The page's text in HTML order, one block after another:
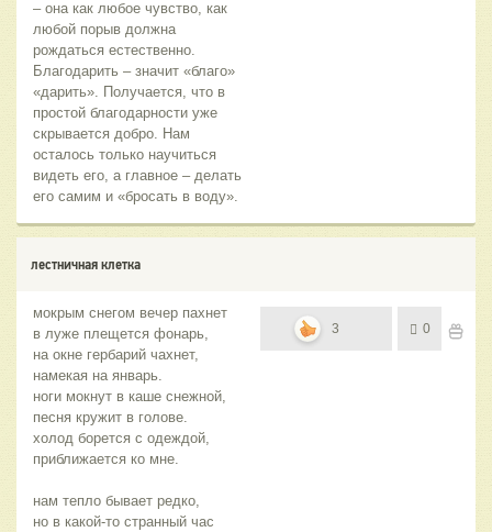
– она как любое чувство, как
любой порыв должна
рождаться естественно.
Благодарить – значит «благо»
«дарить». Получается, что в
простой благодарности уже
скрывается добро. Нам
осталось только научиться
видеть его, а главное – делать
его самим и «бросать в воду».
лестничная клетка
мокрым снегом вечер пахнет
в луже плещется фонарь,
на окне гербарий чахнет,
намекая на январь.
ноги мокнут в каше снежной,
песня кружит в голове.
холод борется с одеждой,
приближается ко мне.
нам тепло бывает редко,
но в какой-то странный час
3 0